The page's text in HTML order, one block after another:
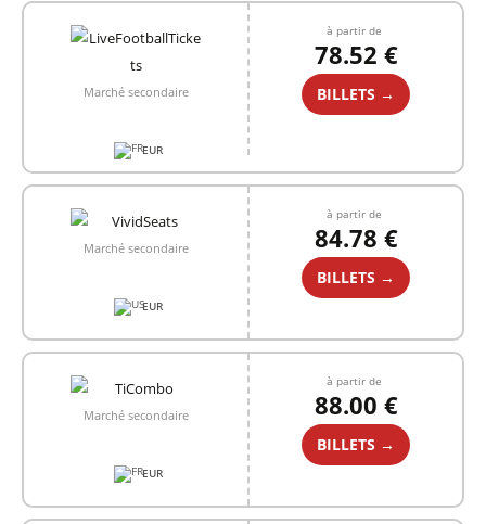
Marché secondaire
EUR
à partir de
78.52 €
BILLETS →
Marché secondaire
EUR
à partir de
84.78 €
BILLETS →
Marché secondaire
EUR
à partir de
88.00 €
BILLETS →